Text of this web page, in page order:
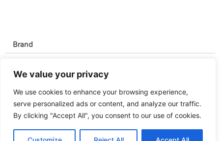
We value your privacy
We use cookies to enhance your browsing experience,
serve personalized ads or content, and analyze our traffic.
By clicking "Accept All", you consent to our use of cookies.
Brand
Brand